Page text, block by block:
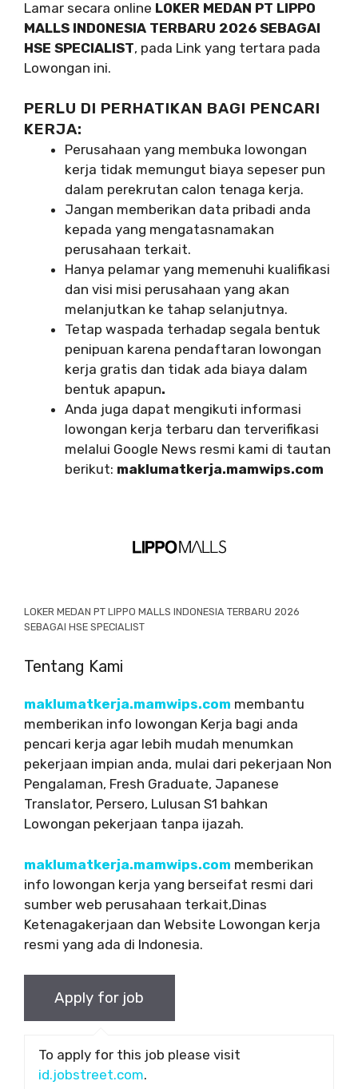
Lamar secara online LOKER MEDAN PT LIPPO
MALLS INDONESIA TERBARU 2026 SEBAGAI
HSE SPECIALIST, pada Link yang tertara pada
Lowongan ini.
PERLU DI PERHATIKAN BAGI PENCARI
KERJA:
Perusahaan yang membuka lowongan
kerja tidak memungut biaya sepeser pun
dalam perekrutan calon tenaga kerja.
Jangan memberikan data pribadi anda
kepada yang mengatasnamakan
perusahaan terkait.
Hanya pelamar yang memenuhi kualifikasi
dan visi misi perusahaan yang akan
melanjutkan ke tahap selanjutnya.
Tetap waspada terhadap segala bentuk
penipuan karena pendaftaran lowongan
kerja gratis dan tidak ada biaya dalam
bentuk apapun.
Anda juga dapat mengikuti informasi
lowongan kerja terbaru dan terverifikasi
melalui Google News resmi kami di tautan
berikut: maklumatkerja.mamwips.com
LOKER MEDAN PT LIPPO MALLS INDONESIA TERBARU 2026
SEBAGAI HSE SPECIALIST
Tentang Kami
maklumatkerja.mamwips.com membantu
memberikan info lowongan Kerja bagi anda
pencari kerja agar lebih mudah menumkan
pekerjaan impian anda, mulai dari pekerjaan Non
Pengalaman, Fresh Graduate, Japanese
Translator, Persero, Lulusan S1 bahkan
Lowongan pekerjaan tanpa ijazah.
maklumatkerja.mamwips.com memberikan
info lowongan kerja yang berseifat resmi dari
sumber web perusahaan terkait,Dinas
Ketenagakerjaan dan Website Lowongan kerja
resmi yang ada di Indonesia.
To apply for this job please visit
id.jobstreet.com.